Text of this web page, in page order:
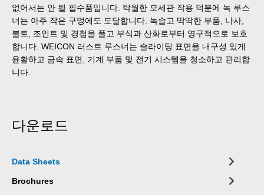
없어서는 안 될 필수품입니다. 탁월한 모세관 작용 덕분에 녹 루스
너는 아주 작은 구멍에도 도달합니다. 녹슬고 딱딱한 부품, 나사,
볼트, 조인트 및 경첩을 풀고 부식과 산화로부터 영구적으로 보호
합니다. WEICON 러스트 루스너는 슬라이딩 표면을 내구성 있게
윤활하고 금속 표면, 기계 부품 및 전기 시스템을 청소하고 관리합
니다.
다운로드
Data Sheets
Brochures